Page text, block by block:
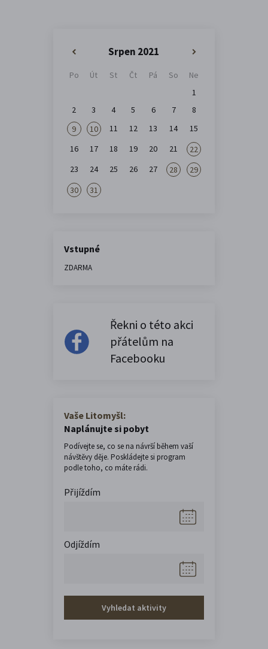
Srpen 2021
Po Út St Čt Pá So
Ne
1
2
3 4 5 6 7
8
9
10 11 12 13 14
15
16
17 18 19 20 21
22
23
24 25 26 27 28
29
30
31
Vstupné
ZDARMA
Řekni o této akci
přátelům na
Facebooku
Vaše Litomyšl:
Naplánujte si pobyt
Podívejte se, co se na návrší během vaší
návštěvy děje. Poskládejte si program
podle toho, co máte rádi.
Přijíždím
Odjíždím
Vyhledat aktivity